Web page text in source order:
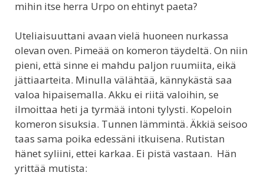
mihin itse herra Urpo on ehtinyt paeta?
Uteliaisuuttani avaan vielä huoneen nurkassa
olevan oven. Pimeää on komeron täydeltä. On niin
pieni, että sinne ei mahdu paljon ruumiita, eikä
jättiaarteita. Minulla välähtää, kännykästä saa
valoa hipaisemalla. Akku ei riitä valoihin, se
ilmoittaa heti ja tyrmää intoni tylysti. Kopeloin
komeron sisuksia. Tunnen lämmintä. Äkkiä seisoo
taas sama poika edessäni itkuisena. Rutistan
hänet syliini, ettei karkaa. Ei pistä vastaan. Hän
yrittää mutista: